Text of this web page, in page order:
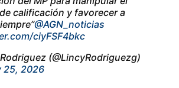
calificación y favorecer a
@AGN_noticias
ciyFSF4bkc
(@LincyRodriguezg)
25, 2026